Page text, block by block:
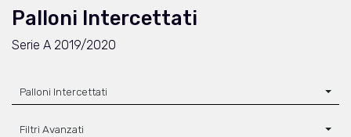
Palloni Intercettati
Serie A 2019/2020
Palloni Intercettati
Filtri Avanzati